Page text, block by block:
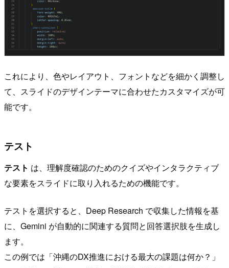
これにより、色やレイアウト、フォントなどを細かく調整し
て、スライドのデザインテーマに合わせたカスタマイズが可
能です。
テスト
テスト は、理解度確認のためのクイズやインタラクティブ
な要素をスライドに取り入れるための機能です。
テストを選択すると、Deep Research で収集した情報を基
に、Gemini が自動的に関連する質問と回答選択肢を生成し
ます。
この例では「沖縄のDX推進における最大の課題は何か？」